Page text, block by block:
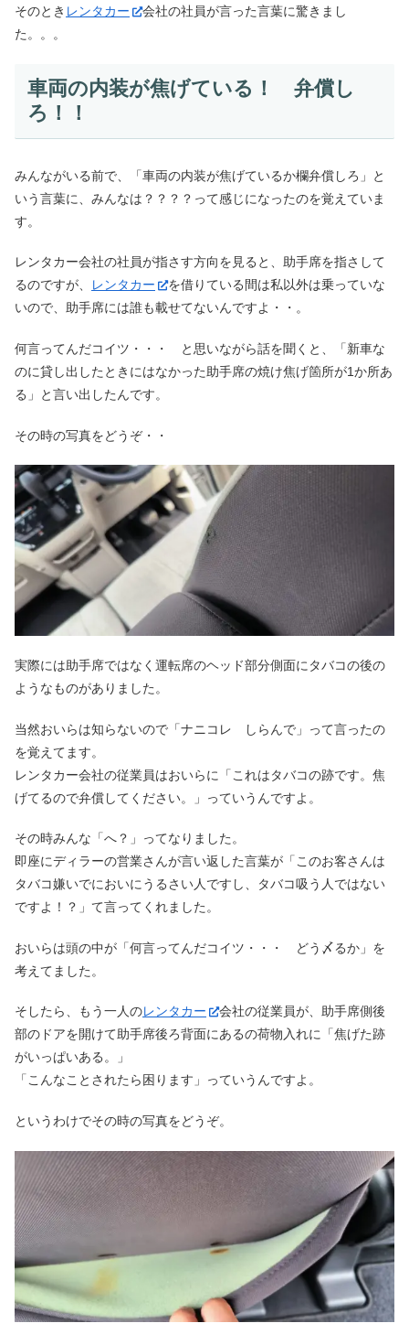
そのとき レンタカー
会社の社員が言った言葉に驚きまし
た。。。
車両の内装が焦げている！ 弁償し
ろ！！
みんながいる前で、「車両の内装が焦げているか欄弁償しろ」と
いう言葉に、みんなは？？？？って感じになったのを覚えていま
す。
レンタカー会社の社員が指さす方向を見ると、助手席を指さして
るのですが、
レンタカー
を借りている間は私以外は乗っていな
いので、助手席には誰も載せてないんですよ・・。
何言ってんだコイツ・・・ と思いながら話を聞くと、「新車な
のに貸し出したときにはなかった助手席の焼け焦げ箇所が1か所あ
る」と言い出したんです。
その時の写真をどうぞ・・
実際には助手席ではなく運転席のヘッド部分側面にタバコの後の
ようなものがありました。
当然おいらは知らないので「ナニコレ しらんで」って言ったの
を覚えてます。
レンタカー会社の従業員はおいらに「これはタバコの跡です。焦
げてるので弁償してください。」っていうんですよ。
その時みんな「へ？」ってなりました。
即座にディラーの営業さんが言い返した言葉が「このお客さんは
タバコ嫌いでにおいにうるさい人ですし、タバコ吸う人ではない
ですよ！？」て言ってくれました。
おいらは頭の中が「何言ってんだコイツ・・・ どう〆るか」を
考えてました。
そしたら、もう一人のレンタカー
会社の従業員が、助手席側後
部のドアを開けて助手席後ろ背面にあるの荷物入れに「焦げた跡
がいっぱいある。」
「こんなことされたら困ります」っていうんですよ。
というわけでその時の写真をどうぞ。